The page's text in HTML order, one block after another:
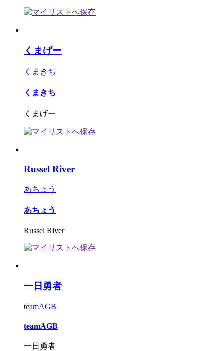
くまげー
くまきち
くまきち
くまげー
Russel River
あちょう
あちょう
Russel River
一日勇者
teamAGB
teamAGB
一日勇者